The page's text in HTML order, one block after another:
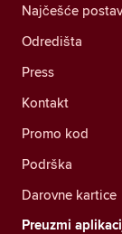
Najčešće
Odredišta
Press
Kontakt
Promo kod
Podrška
Darovne kartice
Preuzmi